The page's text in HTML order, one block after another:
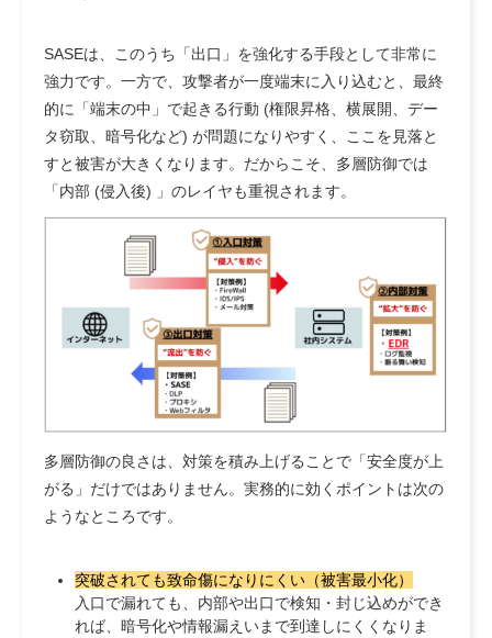
SASEは、このうち「出口」を強化する手段として非常に
強力です。一方で、攻撃者が一度端末に入り込むと、最終
的に「端末の中」で起きる行動 (権限昇格、横展開、デー
タ窃取、暗号化など) が問題になりやすく、ここを見落と
すと被害が大きくなります。だからこそ、多層防御では
「内部 (侵入後) 」のレイヤも重視されます。
多層防御の良さは、対策を積み上げることで「安全度が上
がる」だけではありません。実務的に効くポイントは次の
ようなところです。
突破されても致命傷になりにくい（被害最小化）
入口で漏れても、内部や出口で検知・封じ込めができ
れば、暗号化や情報漏えいまで到達しにくくなりま